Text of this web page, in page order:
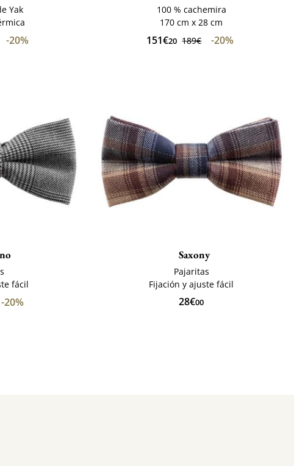
Yak
-20%
100 % cachemira
170 cm x 28 cm
151€20 189€ -20%
fácil
-20%
Saxony
Pajaritas
Fijación y ajuste fácil
28€00